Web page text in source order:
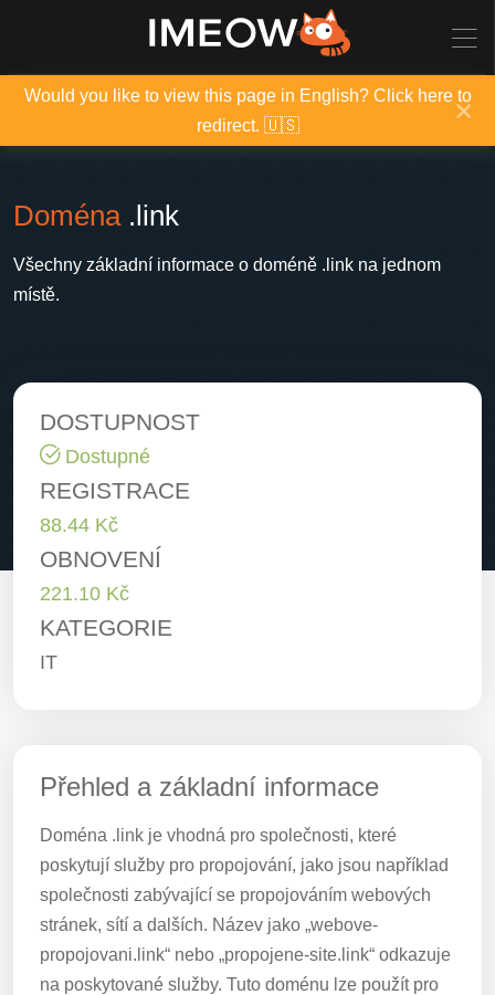
Would you like to view this page in English? Click here to
redirect. 🇺🇸
×
Doména.link
Všechny základní informace o doméně .link na jednom
místě.
DOSTUPNOST
Dostupné
REGISTRACE
88.44 Kč
OBNOVENÍ
221.10 Kč
KATEGORIE
IT
Přehled a základní informace
Doména .link je vhodná pro společnosti, které
poskytují služby pro propojování, jako jsou například
společnosti zabývající se propojováním webových
stránek, sítí a dalších. Název jako „webove-
propojovani.link“ nebo „propojene-site.link“ odkazuje
na poskytované služby. Tuto doménu lze použít pro